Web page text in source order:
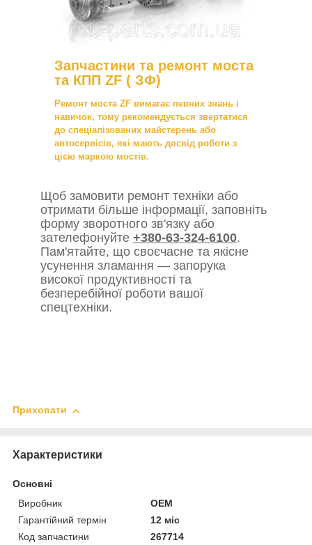
Запчастини та ремонт моста
та КПП ZF ( ЗФ)
Ремонт моста ZF вимагає певних знань і
навичок, тому рекомендується звертатися
до спеціалізованих майстерень або
автосервісів, які мають досвід роботи з
цією маркою мостів.
Щоб замовити ремонт техніки або
отримати більше інформації, заповніть
форму зворотного зв'язку або
зателефонуйте +380-63-324-6100.
Пам'ятайте, що своєчасне та якісне
усунення зламання — запорука
високої продуктивності та
безперебійної роботи вашої
спецтехніки.
Приховати
Характеристики
Основні
Виробник
OEM
Гарантійний термін
12 міс
Код запчастини
267714